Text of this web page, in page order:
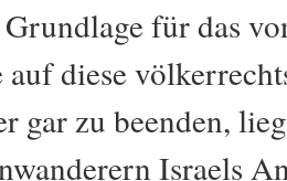
für das
diese
gar zu beenden,
Israels